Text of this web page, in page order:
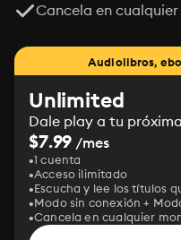
Cancela en
Audiolibros,
Unlimited
Dale play a tu
$7.99 /mes
1 cuenta
Acceso ilimitado
Escucha y lee los títulos
Modo sin conexión +
Cancela en cualquier